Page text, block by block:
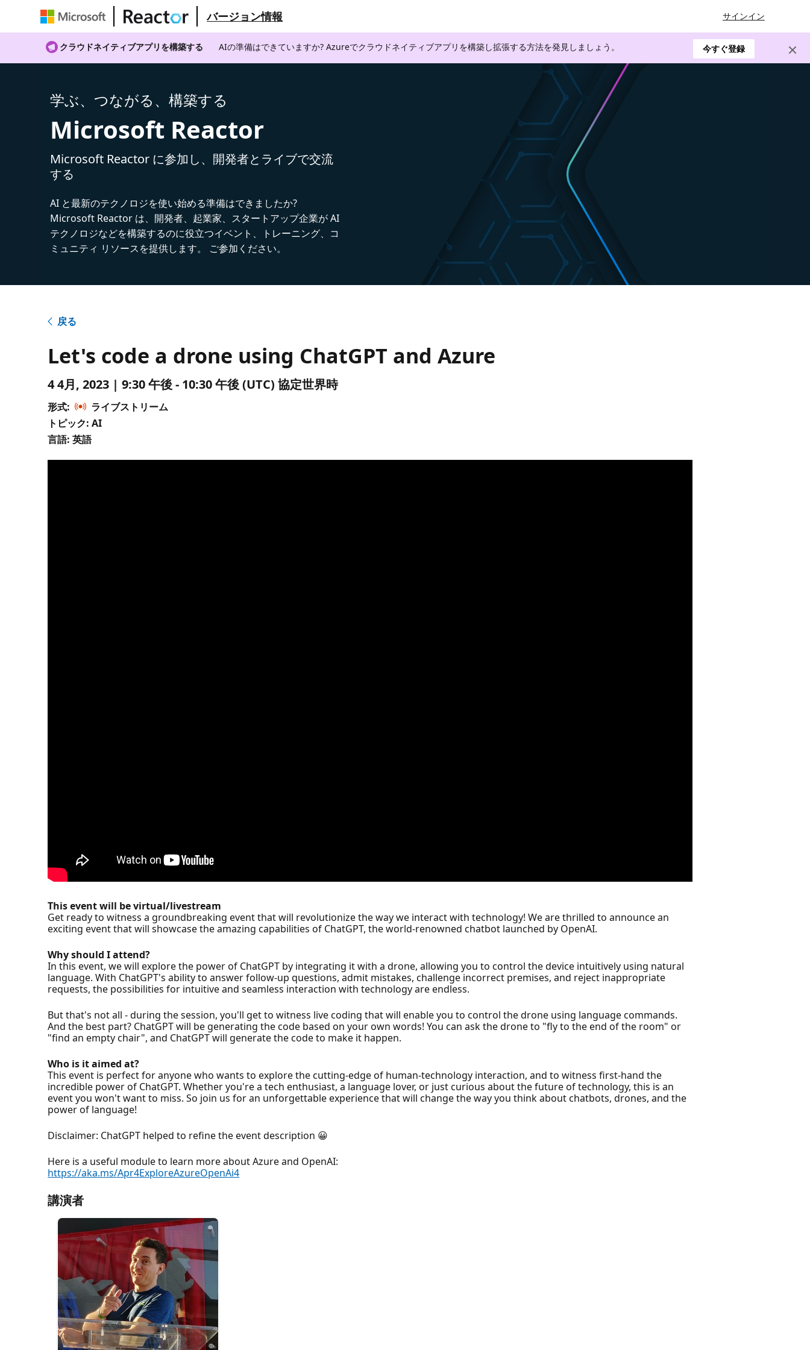
バージョン情報 サインイン
クラウドネイティブアプリを構築する AIの準備はできていますか? Azureでクラウドネイティブアプリを構築し拡張する方法を発見しましょう。 今すぐ登録
学ぶ、つながる、構築する
Microsoft Reactor
Microsoft Reactor に参加し、開発者とライブで交流
する
AI と最新のテクノロジを使い始める準備はできましたか?
Microsoft Reactor は、開発者、起業家、スタートアップ企業が AI
テクノロジなどを構築するのに役立つイベント、トレーニング、コ
ミュニティ リソースを提供します。 ご参加ください。
戻る
Let's code a drone using ChatGPT and Azure
4 4月, 2023 | 9:30 午後 - 10:30 午後 (UTC) 協定世界時
形式:
ライブストリーム
トピック: AI
言語: 英語
This event will be virtual/livestream
Get ready to witness a groundbreaking event that will revolutionize the way we interact with technology! We are thrilled to announce an
exciting event that will showcase the amazing capabilities of ChatGPT, the world-renowned chatbot launched by OpenAI.
Why should I attend?
In this event, we will explore the power of ChatGPT by integrating it with a drone, allowing you to control the device intuitively using natural
language. With ChatGPT's ability to answer follow-up questions, admit mistakes, challenge incorrect premises, and reject inappropriate
requests, the possibilities for intuitive and seamless interaction with technology are endless.
But that's not all - during the session, you'll get to witness live coding that will enable you to control the drone using language commands.
And the best part? ChatGPT will be generating the code based on your own words! You can ask the drone to "fly to the end of the room" or
"find an empty chair", and ChatGPT will generate the code to make it happen.
Who is it aimed at?
This event is perfect for anyone who wants to explore the cutting-edge of human-technology interaction, and to witness first-hand the
incredible power of ChatGPT. Whether you're a tech enthusiast, a language lover, or just curious about the future of technology, this is an
event you won't want to miss. So join us for an unforgettable experience that will change the way you think about chatbots, drones, and the
power of language!
Disclaimer: ChatGPT helped to refine the event description 😀
Here is a useful module to learn more about Azure and OpenAI:
https://aka.ms/Apr4ExploreAzureOpenAi4
講演者